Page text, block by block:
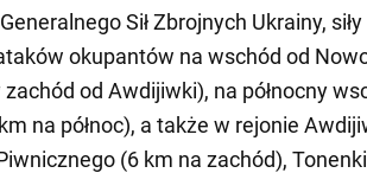
Sił Zbrojnych Ukrainy,
okupantów na wschód od
zachód od Awdijiwki), na północny
na północ), a także w rejonie
(6 km na zachód),